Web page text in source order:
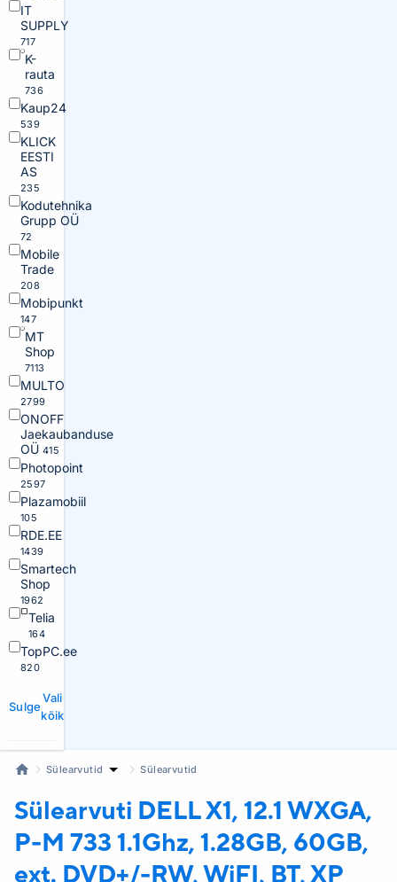
IT
SUPPLY
717
K-
rauta
736
Kaup24
539
KLICK
EESTI
AS
235
Kodutehnika
Grupp OÜ
72
Mobile
Trade
208
Mobipunkt
147
MT
Shop
7113
MULTO
2799
ONOFF
Jaekaubanduse
OÜ 415
Photopoint
2597
Plazamobiil
105
RDE.EE
1439
Smartech
Shop
1962
Telia
164
TopPC.ee
820
Sulge
Vali
kõik
Sülearvutid Sülearvutid
Sülearvuti DELLX1, 12.1 WXGA,
P-M 733 1.1Ghz, 1.28GB, 60GB,
ext. DVD+/-RW, WiFI, BT, XP